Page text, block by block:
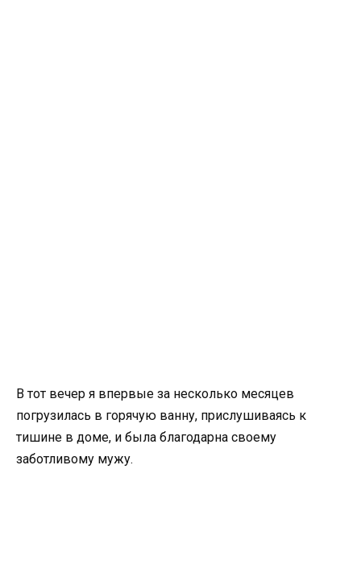
В тот вечер я впервые за несколько месяцев
погрузилась в горячую ванну, прислушиваясь к
тишине в доме, и была благодарна своему
заботливому мужу.